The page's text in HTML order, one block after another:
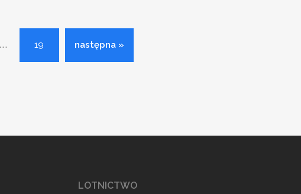
... 19 następna »
LOTNICTWO